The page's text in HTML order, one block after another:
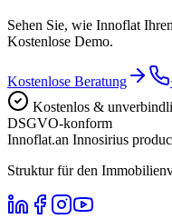
Sehen Sie, wie Innoflat
Kostenlose Demo.
Kostenlose Beratung
Kostenlos &
DSGVO-konform
Innoflat.an Innosirius
Struktur für den